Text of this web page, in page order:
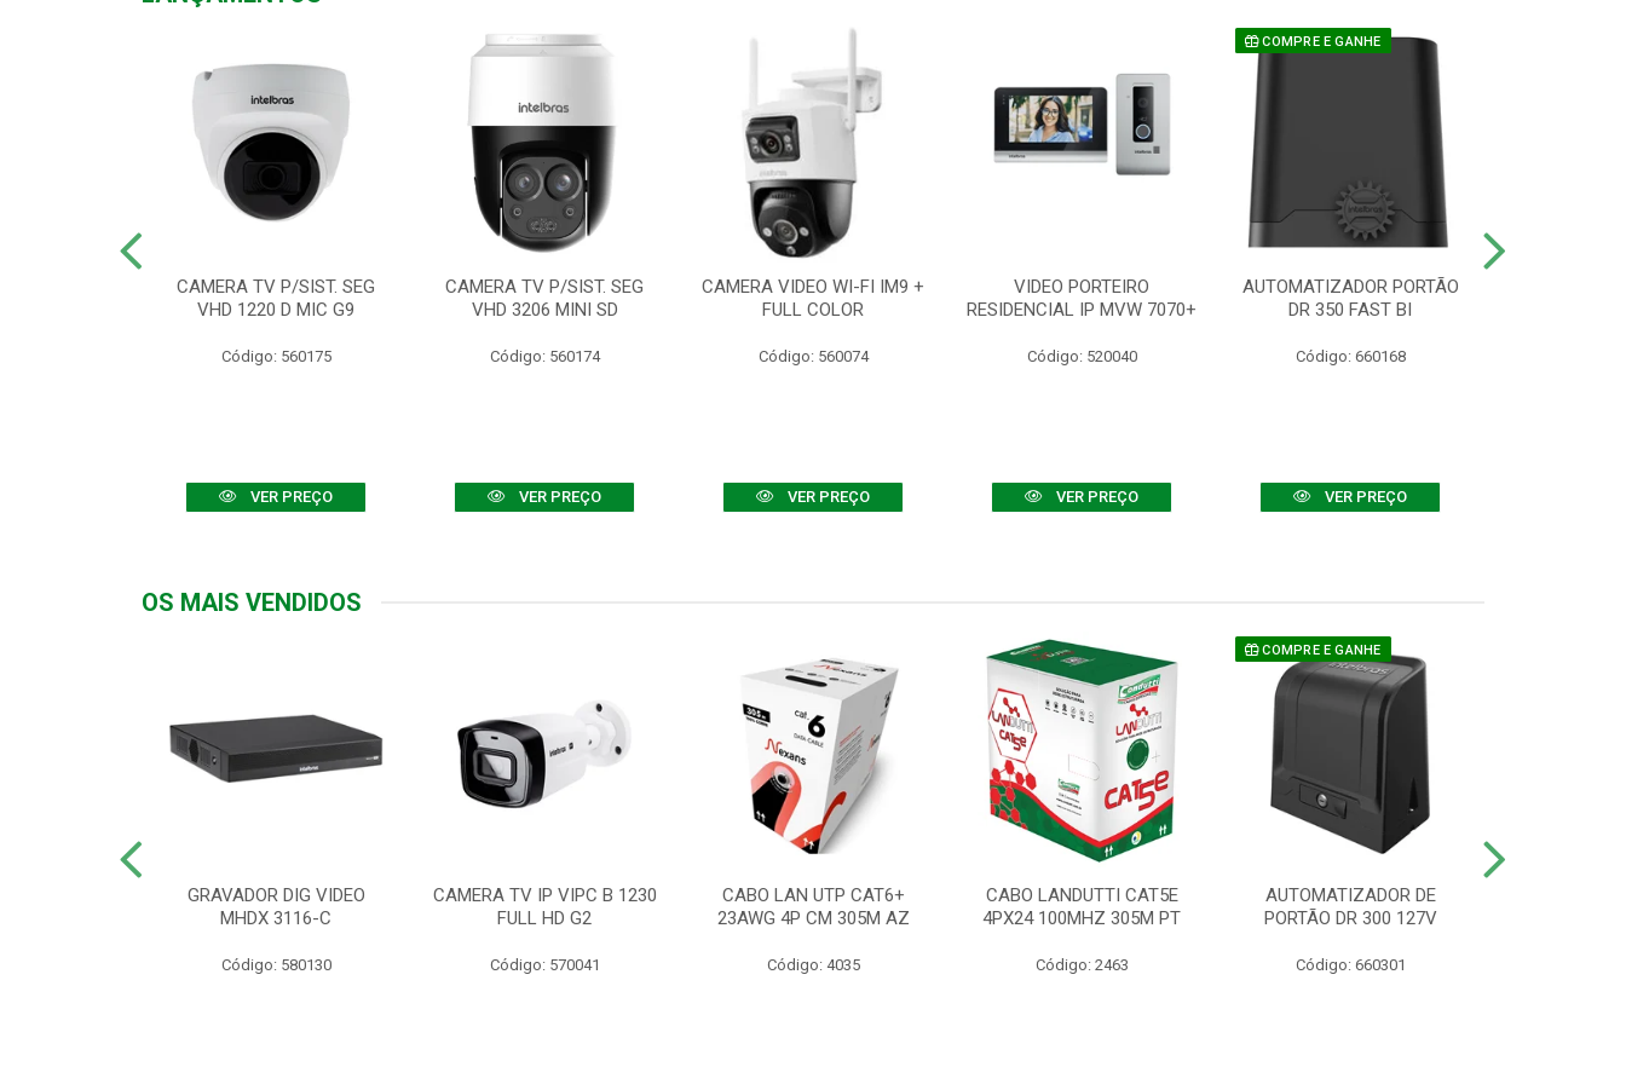
CAMERA TV P/SIST. SEG
VHD 1220 D MIC G9
Código: 560175
VER PREÇO
CAMERA TV P/SIST. SEG
VHD 3206 MINI SD
Código: 560174
VER PREÇO
CAMERA VIDEO WI-FI IM9 +
FULL COLOR
Código: 560074
VER PREÇO
VIDEO PORTEIRO
RESIDENCIAL IP MVW 7070+
Código: 520040
VER PREÇO
COMPRE E GANHE
AUTOMATIZADOR PORTÃO
DR 350 FAST BI
Código: 660168
VER PREÇO
OS MAIS VENDIDOS
GRAVADOR DIG VIDEO
MHDX 3116-C
Código: 580130
CAMERA TV IP VIPC B 1230
FULL HD G2
Código: 570041
CABO LAN UTP CAT6+
23AWG 4P CM 305M AZ
Código: 4035
CABO LANDUTTI CAT5E
4PX24 100MHZ 305M PT
Código: 2463
COMPRE E GANHE
AUTOMATIZADOR DE
PORTÃO DR 300 127V
Código: 660301